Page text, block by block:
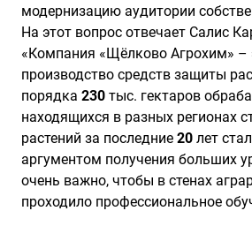
модернизацию аудитории
На этот вопрос отвечает Салис
«Компания «Щёлково Агрохим» –
производство средств защиты
порядка 230 тыс. гектаров
находящихся в разных регионах
растений за последние 20 лет
аргументом получения больших
очень важно, чтобы в стенах
проходило профессиональное